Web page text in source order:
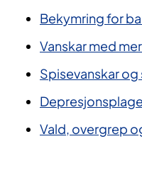
Bekymring for
Vanskar med
Spisevanskar
Vald, overgrep